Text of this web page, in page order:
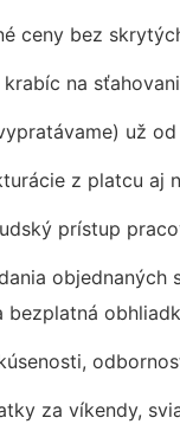
ceny bez
na
už
z platcu aj
prístup
objednaných
bezplatná
za víkendy,